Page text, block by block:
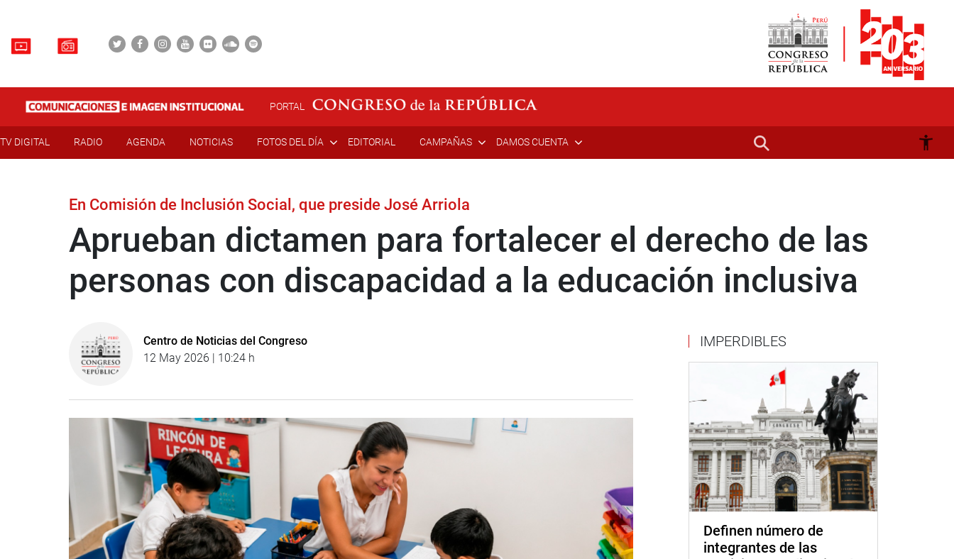
PORTAL
TV DIGITAL RADIO AGENDA NOTICIAS FOTOS DEL DÍA EDITORIAL CAMPAÑAS DAMOS CUENTA
En Comisión de Inclusión Social, que preside José Arriola
Aprueban dictamen para fortalecer el derecho de las
personas con discapacidad a la educación inclusiva
Centro de Noticias del Congreso
12 May 2026 | 10:24 h
IMPERDIBLES
Definen número de
integrantes de las